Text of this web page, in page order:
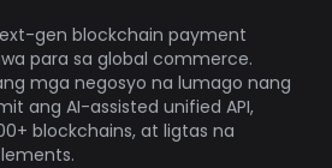
gen blockchain payment
para sa global commerce.
mga negosyo na lumago nang
ang AI-assisted unified API,
blockchains, at ligtas na